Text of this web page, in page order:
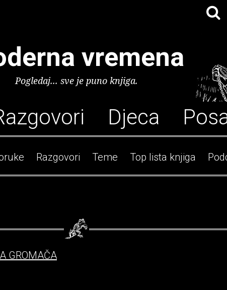
vremena
Pogledaj... sve je puno knjiga.
Djeca
Razgovori Teme Top lista knjiga
GROMAČA